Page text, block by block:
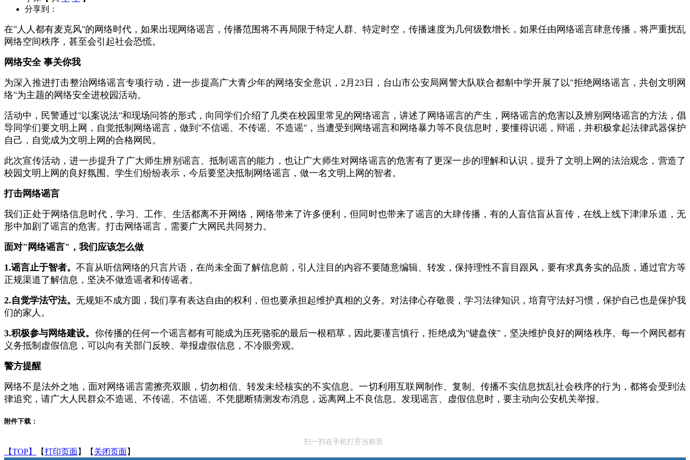
分享到：
在"人人都有麦克风"的网络时代，如果出现网络谣言，传播范围将不再局限于特定人群、特定时空，传播速度为几何级数增长，如果任由网络谣言肆意传播，将严重扰乱
网络空间秩序，甚至会引起社会恐慌。
网络安全 事关你我
为深入推进打击整治网络谣言专项行动，进一步提高广大青少年的网络安全意识，2月23日，台山市公安局网警大队联合都斛中学开展了以"拒绝网络谣言，共创文明网
络"为主题的网络安全进校园活动。
活动中，民警通过"以案说法"和现场问答的形式，向同学们介绍了几类在校园里常见的网络谣言，讲述了网络谣言的产生，网络谣言的危害以及辨别网络谣言的方法，倡
导同学们要文明上网，自觉抵制网络谣言，做到"不信谣、不传谣、不造谣"，当遭受到网络谣言和网络暴力等不良信息时，要懂得识谣，辩谣，并积极拿起法律武器保护
自己，自觉成为文明上网的合格网民。
此次宣传活动，进一步提升了广大师生辨别谣言、抵制谣言的能力，也让广大师生对网络谣言的危害有了更深一步的理解和认识，提升了文明上网的法治观念，营造了
校园文明上网的良好氛围。学生们纷纷表示，今后要坚决抵制网络谣言，做一名文明上网的智者。
打击网络谣言
我们正处于网络信息时代，学习、工作、生活都离不开网络，网络带来了许多便利，但同时也带来了谣言的大肆传播，有的人盲信盲从盲传，在线上线下津津乐道，无
形中加剧了谣言的危害。打击网络谣言，需要广大网民共同努力。
面对"网络谣言"，我们应该怎么做
1.谣言止于智者。 不盲从听信网络的只言片语，在尚未全面了解信息前，引人注目的内容不要随意编辑、转发，保持理性不盲目跟风，要有求真务实的品质，通过官方等
正规渠道了解信息，坚决不做造谣者和传谣者。
2.自觉学法守法。 无规矩不成方圆，我们享有表达自由的权利，但也要承担起维护真相的义务。对法律心存敬畏，学习法律知识，培育守法好习惯，保护自己也是保护我
们的家人。
3.积极参与网络建设。 你传播的任何一个谣言都有可能成为压死骆驼的最后一根稻草，因此要谨言慎行，拒绝成为"键盘侠"，坚决维护良好的网络秩序。每一个网民都有
义务抵制虚假信息，可以向有关部门反映、举报虚假信息，不冷眼旁观。
警方提醒
网络不是法外之地，面对网络谣言需擦亮双眼，切勿相信、转发未经核实的不实信息。一切利用互联网制作、复制、传播不实信息扰乱社会秩序的行为，都将会受到法
律追究，请广大人民群众不造谣、不传谣、不信谣、不凭臆断猜测发布消息，远离网上不良信息。发现谣言、虚假信息时，要主动向公安机关举报。
附件下载：
扫一扫在手机打开当前页
【TOP】 【打印页面】【 关闭页面】